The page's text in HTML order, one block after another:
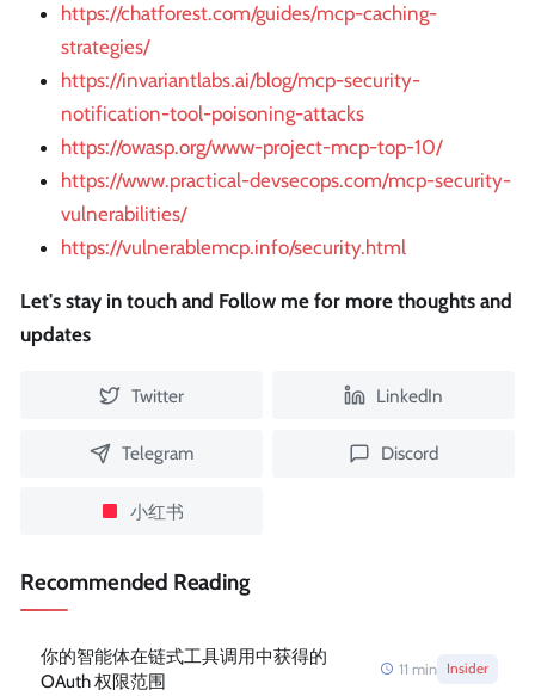
https://chatforest.com/guides/mcp-caching-
strategies/
https://invariantlabs.ai/blog/mcp-security-
notification-tool-poisoning-attacks
https://owasp.org/www-project-mcp-top-10/
https://www.practical-devsecops.com/mcp-security-
vulnerabilities/
https://vulnerablemcp.info/security.html
Let's stay in touch and Follow me for more thoughts and
updates
Twitter LinkedIn
Telegram Discord
小红书
Recommended Reading
你的智能体在链式工具调用中获得的
OAuth 权限范围
11 min Insider